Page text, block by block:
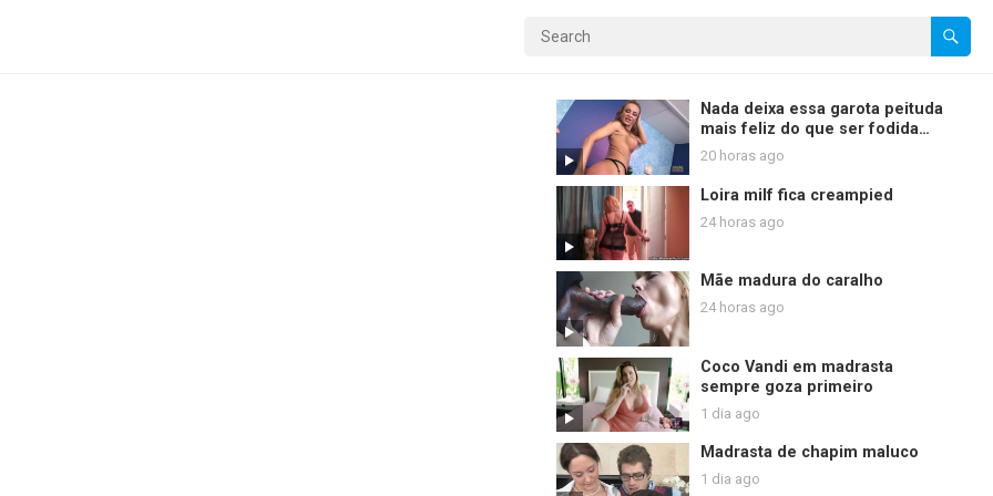
Nada deixa essa garota peituda
mais feliz do que ser fodida
com força
20 horas ago
Loira milf fica creampied
24 horas ago
Mãe madura do caralho
24 horas ago
Coco Vandi em madrasta
sempre goza primeiro
1 dia ago
Madrasta de chapim maluco
1 dia ago